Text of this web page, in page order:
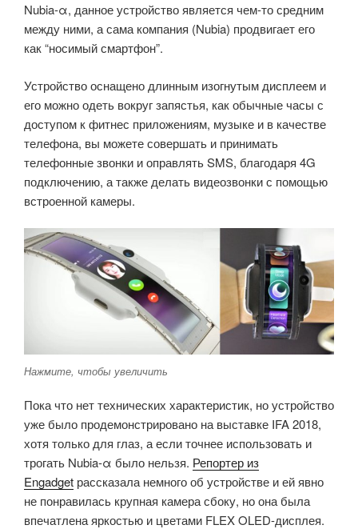
Nubia-α, данное устройство является чем-то средним
между ними, а сама компания (Nubia) продвигает его
как “носимый смартфон”.
Устройство оснащено длинным изогнутым дисплеем и
его можно одеть вокруг запястья, как обычные часы с
доступом к фитнес приложениям, музыке и в качестве
телефона, вы можете совершать и принимать
телефонные звонки и оправлять SMS, благодаря 4G
подключению, а также делать видеозвонки с помощью
встроенной камеры.
Нажмите, чтобы увеличить
Пока что нет технических характеристик, но устройство
уже было продемонстрировано на выставке IFA 2018,
хотя только для глаз, а если точнее использовать и
трогать Nubia-α было нельзя. Репортер из
Engadget рассказала немного об устройстве и ей явно
не понравилась крупная камера сбоку, но она была
впечатлена яркостью и цветами FLEX OLED-дисплея.